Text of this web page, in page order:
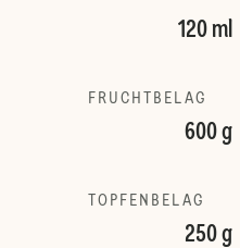
120 ml
FRUCHTBELAG
600 g
TOPFENBELAG
250 g